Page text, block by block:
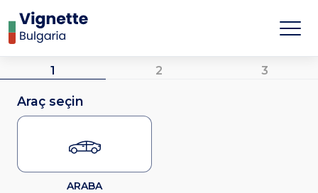
1 2 3
Araç seçin
ARABA